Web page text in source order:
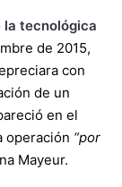
la tecnológica
de 2015,
con
de un
en el
operación “por
Mayeur.